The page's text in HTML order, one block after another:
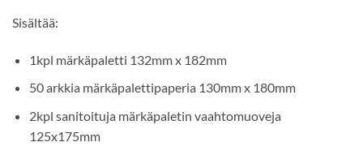
Sisältää:
1kpl märkäpaletti 132mm x 182mm
50 arkkia märkäpalettipaperia 130mm x 180mm
2kpl sanitoituja märkäpaletin vaahtomuoveja
125x175mm